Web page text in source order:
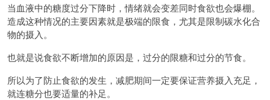
当血液中的糖度过分下降时，情绪就会变差同时食欲也会爆棚。
造成这种情况的主要因素就是极端的限食，尤其是限制碳水化合
物的摄入。
也就是说食欲不断增加的原因是，过分的限糖和过分的节食。
所以为了防止食欲的发生，减肥期间一定要保证营养摄入充足，
就连糖分也要适量的补足。